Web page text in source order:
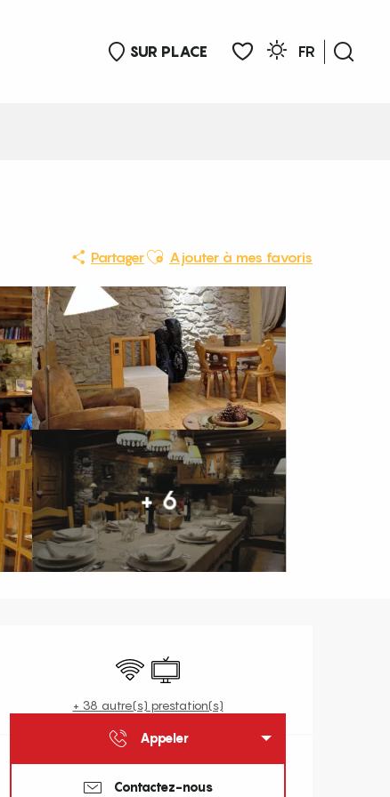
SUR PLACE
FR
PartagerAjouter aux favoris
Ajouter à mes favoris
+ 6
Ouverture et coordonnées
WiFi Télévision
+ 38 autre(s) prestation(s)
Appeler
Contactez-nous